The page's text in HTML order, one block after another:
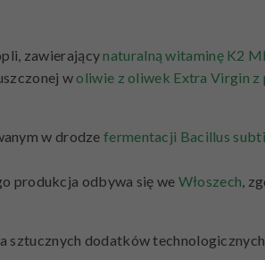
zawierającynaturalną witaminę K2
woliwie z oliwek Extra Virgin z
w drodzefermentacji Bacillus
produkcja odbywa się we Włoszech,
sztucznych dodatków